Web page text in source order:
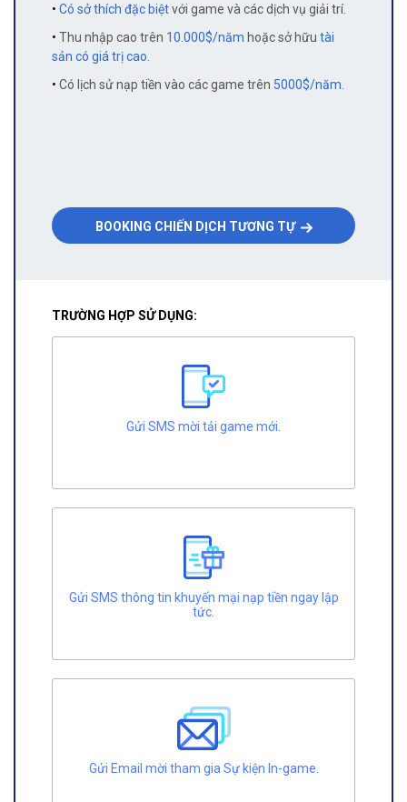
• Có sở thích đặc biệtvới game và các dịch vụ giải trí.
• Thu nhập cao trên 10.000$/năm hoặc sở hữu tài
sản có giá trị cao.
• Có lịch sử nạp tiền vào các game trên 5000$/năm.
BOOKING CHIẾN DỊCH TƯƠNG TỰ
TRƯỜNG HỢP SỬ DỤNG:
Gửi SMS mời tải game mới.
Gửi SMS thông tin khuyến mại nạp tiền ngay lập
tức.
Gửi Email mời tham gia Sự kiện In-game.